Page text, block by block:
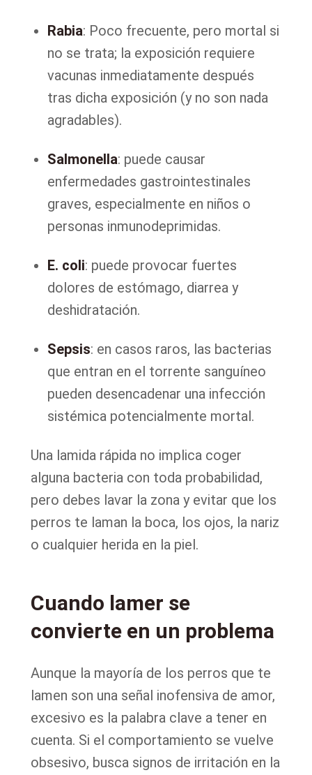
Rabia: Poco frecuente, pero mortal si
no se trata; la exposición requiere
vacunas inmediatamente después
tras dicha exposición (y no son nada
agradables).
Salmonella: puede causar
enfermedades gastrointestinales
graves, especialmente en niños o
personas inmunodeprimidas.
E. coli: puede provocar fuertes
dolores de estómago, diarrea y
deshidratación.
Sepsis: en casos raros, las bacterias
que entran en el torrente sanguíneo
pueden desencadenar una infección
sistémica potencialmente mortal.
Una lamida rápida no implica coger
alguna bacteria con toda probabilidad,
pero debes lavar la zona y evitar que los
perros te laman la boca, los ojos, la nariz
o cualquier herida en la piel.
Cuando lamer se
convierte en un problema
Aunque la mayoría de los perros que te
lamen son una señal inofensiva de amor,
excesivo es la palabra clave a tener en
cuenta. Si el comportamiento se vuelve
obsesivo, busca signos de irritación en la